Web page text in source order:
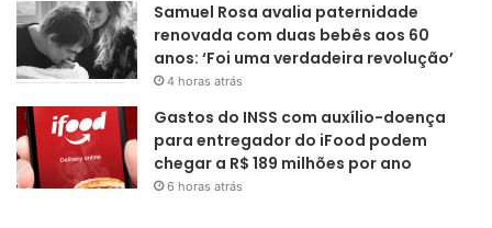
Samuel Rosa avalia paternidade
renovada com duas bebês aos 60
anos: ‘Foi uma verdadeira revolução’
4 horas atrás
Gastos do INSS com auxílio-doença
para entregador do iFood podem
chegar a R$ 189 milhões por ano
6 horas atrás